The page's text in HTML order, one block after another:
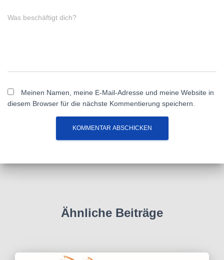
Was beschäftigt dich?
Meinen Namen, meine E-Mail-Adresse und meine Website in
diesem Browser für die nächste Kommentierung speichern.
Ähnliche Beiträge